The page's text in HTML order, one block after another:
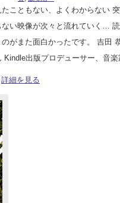
たこともない、よくわからない
ない映像が次々と流れていく…
のがまた面白かったです。 吉田
Kindle出版プロデューサー、音
詳細を見る